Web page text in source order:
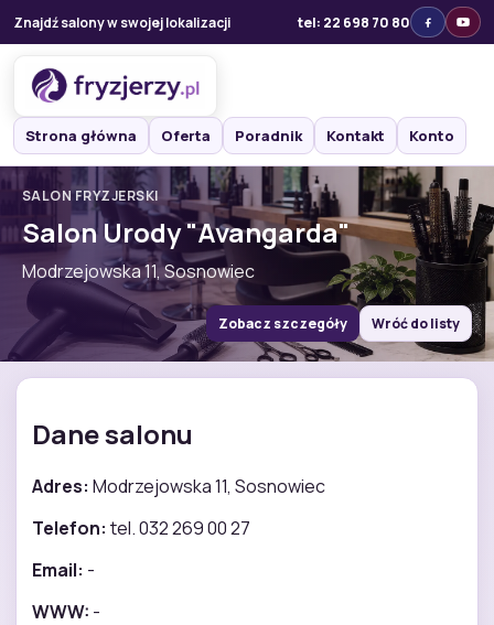
Znajdź salony w swojej lokalizacji tel: 22 698 70 80
Strona główna Oferta Poradnik Kontakt Konto
SALON FRYZJERSKI
Salon Urody "Avangarda"
Modrzejowska 11, Sosnowiec
Zobacz szczegóły Wróć do listy
Dane salonu
Adres: Modrzejowska 11, Sosnowiec
Telefon: tel. 032 269 00 27
Email: -
WWW: -